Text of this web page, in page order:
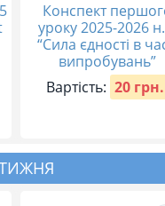
Конспект
уроку 2025-2026
“Сила єдності в
випробувань”
Вартість: 20 грн.